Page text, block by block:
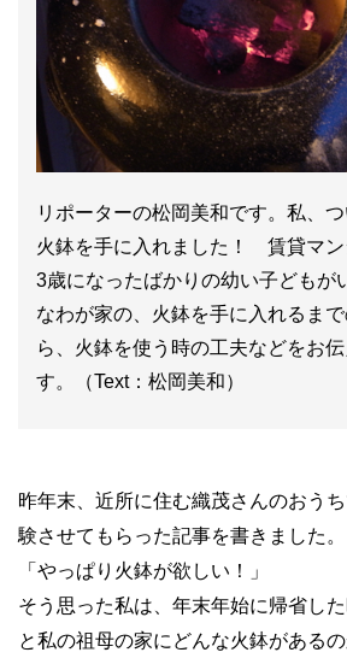
リポーターの松岡美和です。私、
火鉢を手に入れました！ 賃貸マン
3歳になったばかりの幼い子どもが
なわが家の、火鉢を手に入れるま
ら、火鉢を使う時の工夫などをお
す。（Text：松岡美和）
昨年末、近所に住む織茂さんのおう
験させてもらった記事を書きました。
「やっぱり火鉢が欲しい！」
そう思った私は、年末年始に帰省し
と私の祖母の家にどんな火鉢があるの